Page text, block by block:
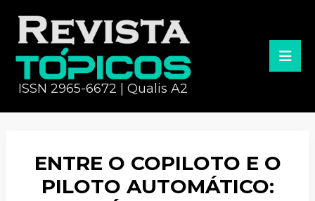
ISSN 2965-6672 | Qualis A2
ENTRE O COPILOTO E O
PILOTO AUTOMÁTICO: